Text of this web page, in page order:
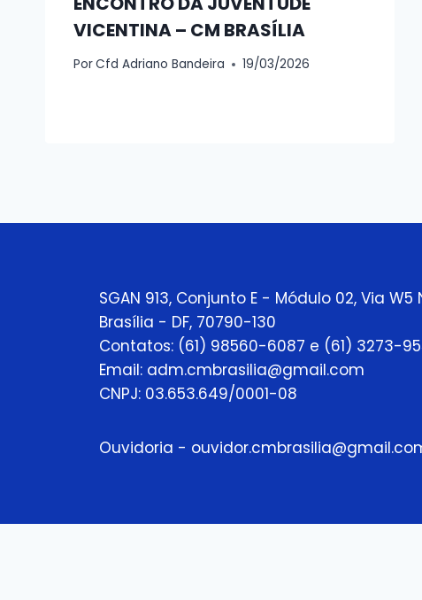
VICENTINA – CM BRASÍLIA
PorCfd Adriano Bandeira 19/03/2026
SGAN 913, Conjunto E - Módulo 02, Via
Brasília - DF, 70790-130
Contatos: (61) 98560-6087 e (61) 3273-
Email: adm.cmbrasilia@gmail.com
CNPJ: 03.653.649/0001-08
Ouvidoria -